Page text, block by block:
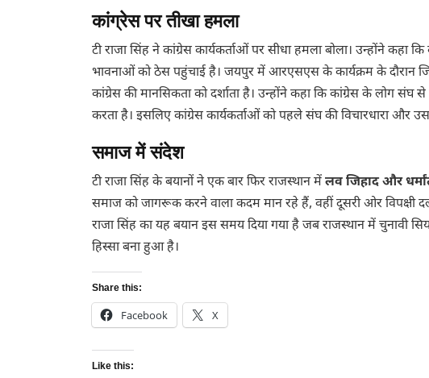
कांग्रेस पर तीखा हमला
टी राजा सिंह ने कांग्रेस कार्यकर्ताओं पर सीधा हमला बोला। उन्होंने कहा
भावनाओं को ठेस पहुंचाई है। जयपुर में आरएसएस के कार्यक्रम के दौरान
कांग्रेस की मानसिकता को दर्शाता है। उन्होंने कहा कि कांग्रेस के लोग
करता है। इसलिए कांग्रेस कार्यकर्ताओं को पहले संघ की विचारधारा और
समाज में संदेश
टी राजा सिंह के बयानों ने एक बार फिर राजस्थान मेंलव जिहाद और
समाज को जागरूक करने वाला कदम मान रहे हैं, वहीं दूसरी ओर विपक्षी
राजा सिंह का यह बयान इस समय दिया गया है जब राजस्थान में चुनावी
हिस्सा बना हुआ है।
Share this:
Facebook X
Like this: